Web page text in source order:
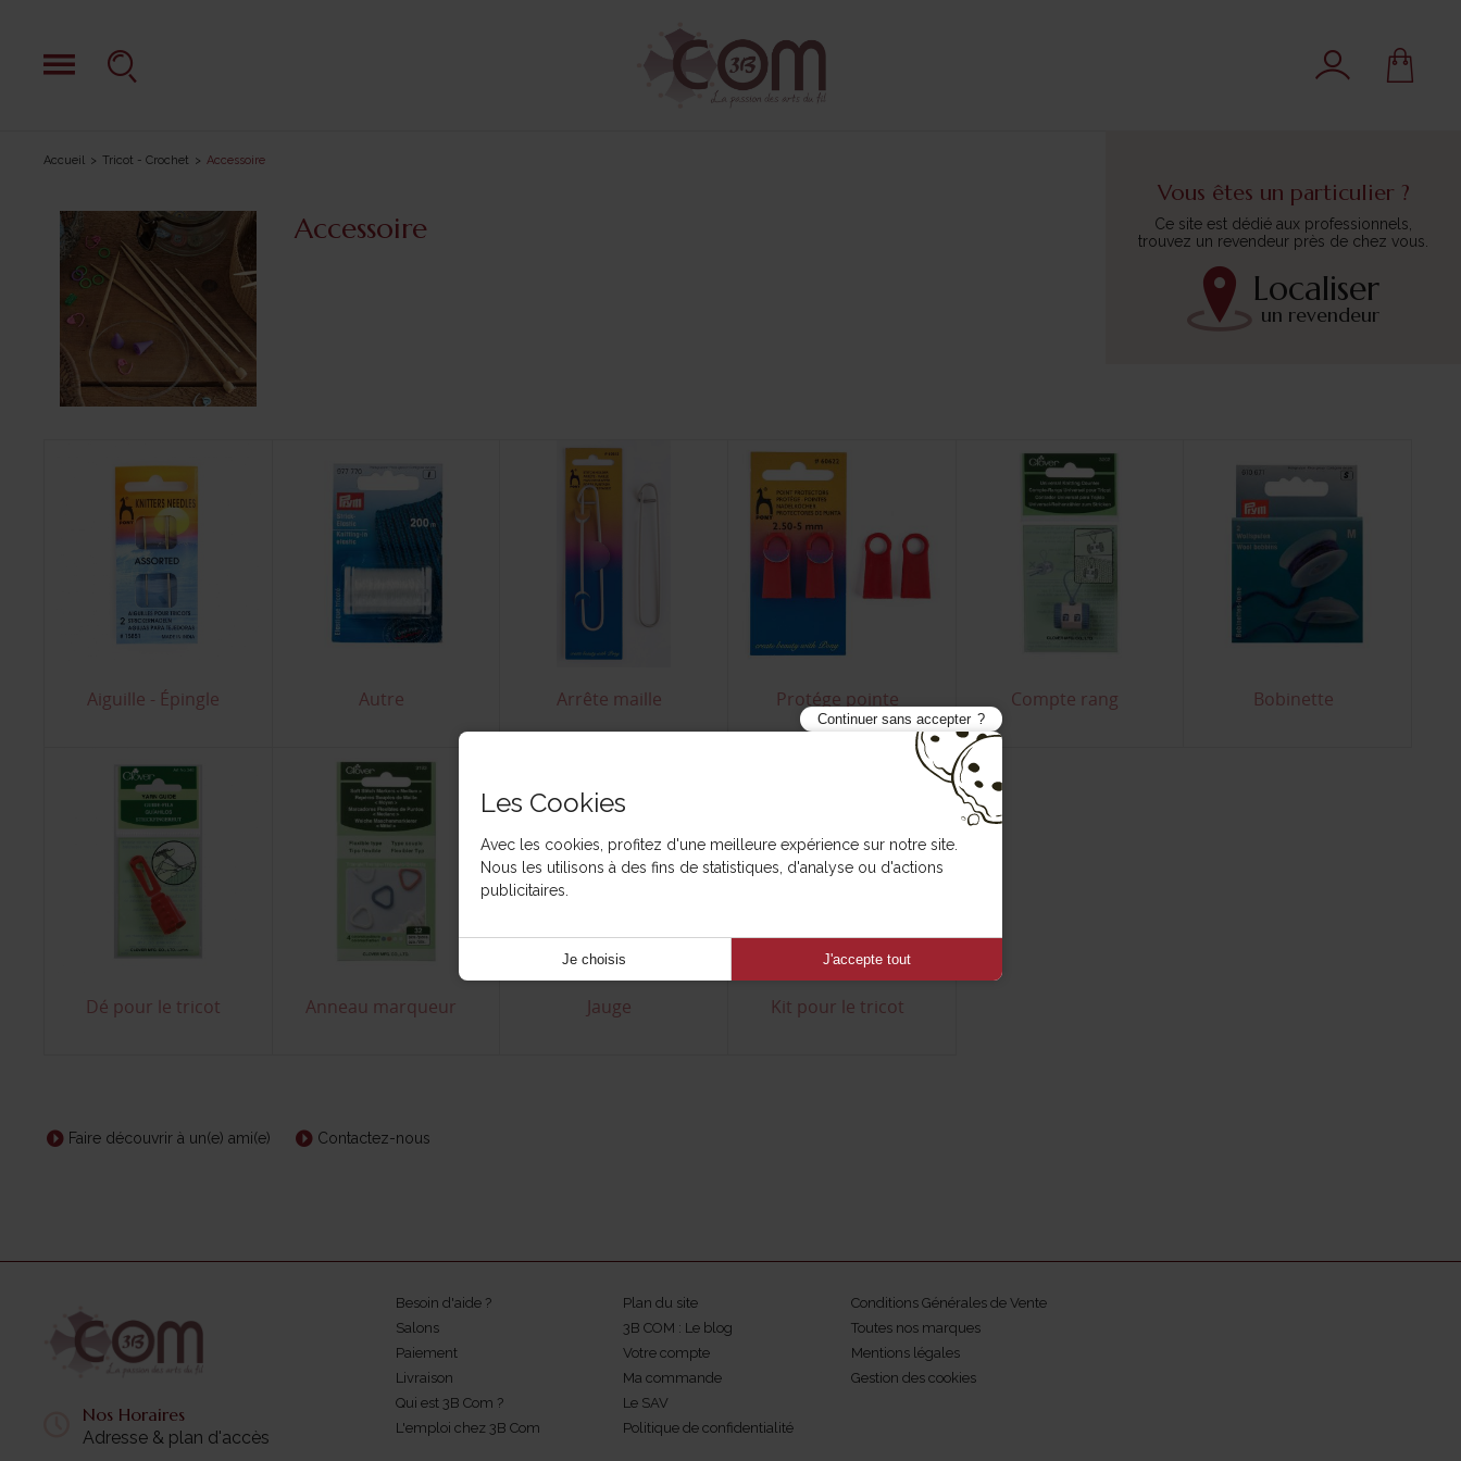
Vous êtes un particulier ?
Ce site est dédié aux professionnels,
trouvez un revendeur près de chez vous.
Localiser
un revendeur
Accueil Tricot - Crochet Accessoire
Accessoire
Aiguille - Épingle Autre Arrête maille Protége pointe Compte rang Bobinette
Dé pour le tricot Anneau marqueur Jauge Kit pour le tricot
Faire découvrir à un(e) ami(e) Contactez-nous
Nos Horaires
Adresse & plan d'accès
Besoin d'aide ?
Salons
Paiement
Livraison
Qui est 3B Com ?
L'emploi chez 3B Com
Plan du site
3B COM : Le blog
Votre compte
Ma commande
Le SAV
Politique de confidentialité
Conditions Générales de Vente
Toutes nos marques
Mentions légales
Gestion des cookies
Continuer sans accepter
Les Cookies
Avec les cookies, profitez d'une meilleure expérience sur notre site.
Nous les utilisons à des fins de statistiques, d'analyse ou d'actions
publicitaires.
Je choisis J'accepte tout